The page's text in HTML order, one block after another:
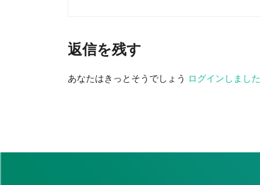
返信を残す
あなたはきっとそうでしょう ログインしました